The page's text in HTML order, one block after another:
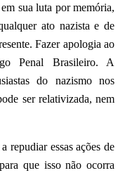
luta por memória,
ato nazista e de
Fazer apologia ao
Penal Brasileiro. A
do nazismo nos
ser relativizada, nem
essas ações de
que isso não ocorra